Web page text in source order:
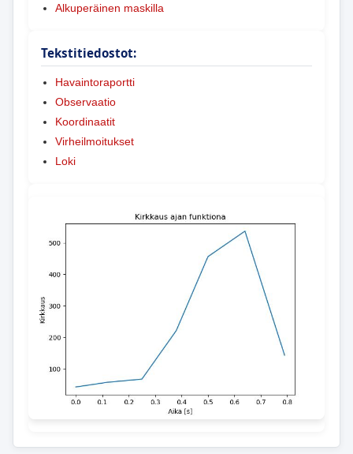
Alkuperäinen maskilla
Tekstitiedostot:
Havaintoraportti
Observaatio
Koordinaatit
Virheilmoitukset
Loki